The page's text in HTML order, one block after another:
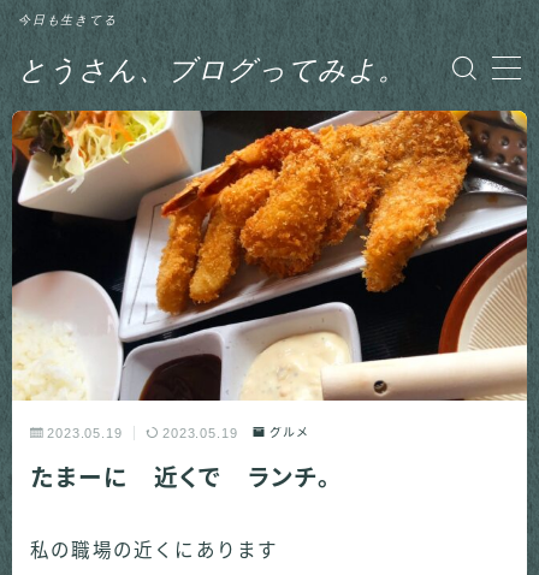
とうさん、ブログってみよ。
今日も生きてる
MENU
グルメ
釣り
2023.05.19 2023.05.19 グルメ
たまーに 近くで ランチ。
私の職場の近くにあります